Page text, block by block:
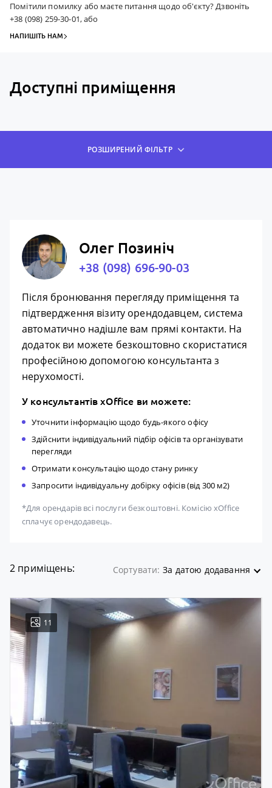
Помітили помилку або маєте питання щодо об'єкту? Дзвоніть
+38 (098) 259-30-01, або
НАПИШІТЬ НАМ
Доступні приміщення
РОЗШИРЕНИЙ ФІЛЬТР
Олег Позиніч
+38 (098) 696-90-03
Після бронювання перегляду приміщення та
підтвердження візиту орендодавцем, система
автоматично надішле вам прямі контакти. На
додаток ви можете безкоштовно скористатися
професійною допомогою консультанта з
нерухомості.
У консультантів xOffice ви можете:
Уточнити інформацію щодо будь-якого офісу
Здійснити індивідуальний підбір офісів та організувати
перегляди
Отримати консультацію щодо стану ринку
Запросити індивідуальну добірку офісів (від 300 м2)
*Для орендарів всі послуги безкоштовні. Комісію xOffice
сплачує орендодавець.
2 приміщень: Сортувати: За датою додавання
11